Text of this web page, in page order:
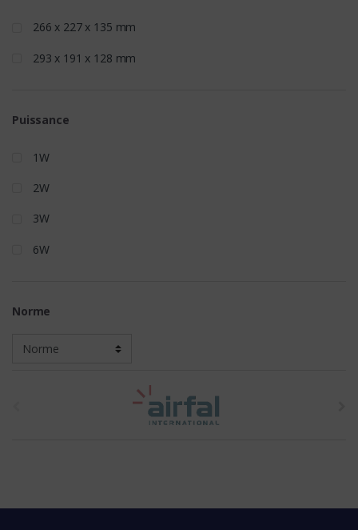
266 x 227 x 135 mm
293 x 191 x 128 mm
Puissance
1W
2W
3W
6W
Norme
r